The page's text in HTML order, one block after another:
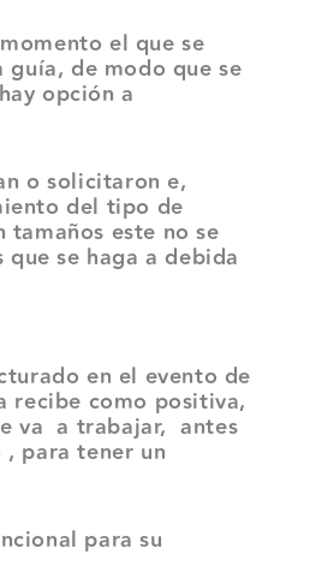
el que se
de modo que se
opción a
o solicitaron e,
del tipo de
este no se
se haga a debida
en el evento de
recibe como positiva,
va a trabajar, antes
para tener un
para su